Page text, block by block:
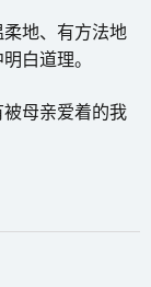
地、有方法地
白道理。
母亲爱着的我